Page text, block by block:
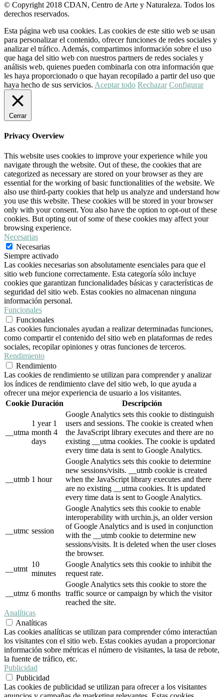
© Copyright 2018 CDAN, Centro de Arte y Naturaleza. Todos los
derechos reservados.
Esta página web usa cookies. Las cookies de este sitio web se usan
para personalizar el contenido, ofrecer funciones de redes sociales y
analizar el tráfico. Además, compartimos información sobre el uso
que haga del sitio web con nuestros partners de redes sociales y
análisis web, quienes pueden combinarla con otra información que
les haya proporcionado o que hayan recopilado a partir del uso que
haya hecho de sus servicios. Aceptar todo Rechazar Configurar
Cerrar
Privacy Overview
This website uses cookies to improve your experience while you
navigate through the website. Out of these, the cookies that are
categorized as necessary are stored on your browser as they are
essential for the working of basic functionalities of the website. We
also use third-party cookies that help us analyze and understand how
you use this website. These cookies will be stored in your browser
only with your consent. You also have the option to opt-out of these
cookies. But opting out of some of these cookies may affect your
browsing experience.
Necesarias
Necesarias
Siempre activado
Las cookies necesarias son absolutamente esenciales para que el
sitio web funcione correctamente. Esta categoría sólo incluye
cookies que garantizan funcionalidades básicas y características de
seguridad del sitio web. Estas cookies no almacenan ninguna
información personal.
Funcionales
Funcionales
Las cookies funcionales ayudan a realizar determinadas funciones,
como compartir el contenido del sitio web en plataformas de redes
sociales, recopilar opiniones y otras funciones de terceros.
Rendimiento
Rendimiento
Las cookies de rendimiento se utilizan para comprender y analizar
los índices de rendimiento clave del sitio web, lo que ayuda a
ofrecer una mejor experiencia de usuario a los visitantes.
Cookie Duración Descripción
__utma
1 year 1
month 4
days
Google Analytics sets this cookie to distinguish
users and sessions. The cookie is created when
the JavaScript library executes and there are no
existing __utma cookies. The cookie is updated
every time data is sent to Google Analytics.
__utmb 1 hour
Google Analytics sets this cookie to determine
new sessions/visits. __utmb cookie is created
when the JavaScript library executes and there
are no existing __utma cookies. It is updated
every time data is sent to Google Analytics.
__utmc session
Google Analytics sets this cookie to enable
interoperability with urchin.js, an older version
of Google Analytics and is used in conjunction
with the __utmb cookie to determine new
sessions/visits. It is deleted when the user closes
the browser.
__utmt
10
minutes
Google Analytics sets this cookie to inhibit the
request rate.
__utmz 6 months
Google Analytics sets this cookie to store the
traffic source or campaign by which the visitor
reached the site.
Analíticas
Analíticas
Las cookies analíticas se utilizan para comprender cómo interactúan
los visitantes con el sitio web. Estas cookies ayudan a proporcionar
información sobre métricas el número de visitantes, la tasa de rebote,
la fuente de tráfico, etc.
Publicidad
Publicidad
Las cookies de publicidad se utilizan para ofrecer a los visitantes